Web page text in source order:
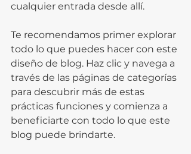
cualquier entrada desde allí.
Te recomendamos primer explorar
todo lo que puedes hacer con este
diseño de blog. Haz clic y navega a
través de las páginas de categorías
para descubrir más de estas
prácticas funciones y comienza a
beneficiarte con todo lo que este
blog puede brindarte.